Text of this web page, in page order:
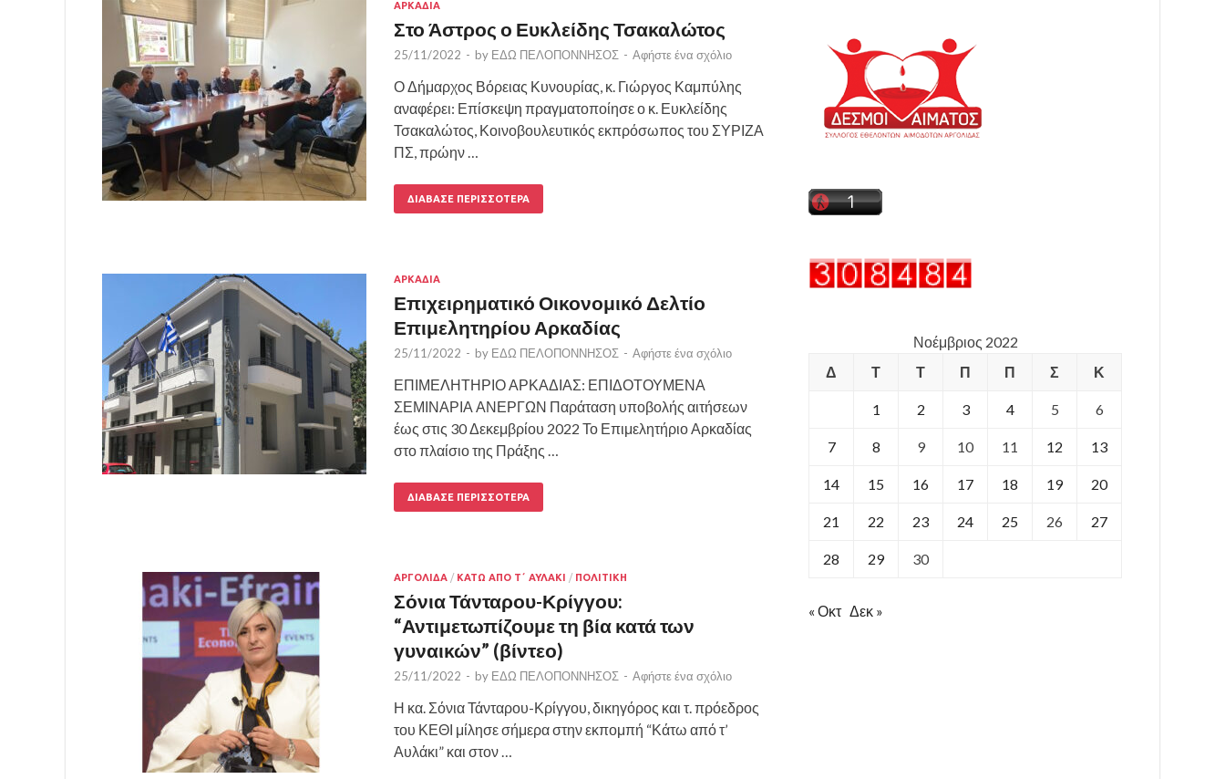
ΑΡΚΑΔΙΑ
Στο Άστρος ο Ευκλείδης Τσακαλώτος
25/11/2022 - by ΕΔΩ ΠΕΛΟΠΟΝΝΗΣΟΣ - Αφήστε ένα σχόλιο
Ο Δήμαρχος Βόρειας Κυνουρίας, κ. Γιώργος Καμπύλης
αναφέρει: Επίσκεψη πραγματοποίησε ο κ. Ευκλείδης
Τσακαλώτος, Κοινοβουλευτικός εκπρόσωπος του ΣΥΡΙΖΑ
ΠΣ, πρώην …
ΔΙΆΒΑΣΕ ΠΕΡΙΣΣΌΤΕΡΑ
ΑΡΚΑΔΙΑ
Επιχειρηματικό Οικονομικό Δελτίο
Επιμελητηρίου Αρκαδίας
25/11/2022 - by ΕΔΩ ΠΕΛΟΠΟΝΝΗΣΟΣ - Αφήστε ένα σχόλιο
ΕΠΙΜΕΛΗΤΗΡΙΟ ΑΡΚΑΔΙΑΣ: ΕΠΙΔΟΤΟΥΜΕΝΑ
ΣΕΜΙΝΑΡΙΑ ΑΝΕΡΓΩΝ Παράταση υποβολής αιτήσεων
έως στις 30 Δεκεμβρίου 2022 Το Επιμελητήριο Αρκαδίας
στο πλαίσιο της Πράξης …
ΔΙΆΒΑΣΕ ΠΕΡΙΣΣΌΤΕΡΑ
ΑΡΓΟΛΙΔΑ / ΚΑΤΩ ΑΠΟ Τ΄ ΑΥΛΑΚΙ / ΠΟΛΙΤΙΚΗ
Σόνια Τάνταρου-Κρίγγου:
“Αντιμετωπίζουμε τη βία κατά των
γυναικών” (βίντεο)
25/11/2022 - by ΕΔΩ ΠΕΛΟΠΟΝΝΗΣΟΣ - Αφήστε ένα σχόλιο
Η κα. Σόνια Τάνταρου-Κρίγγου, δικηγόρος και τ. πρόεδρος
του ΚΕΘΙ μίλησε σήμερα στην εκπομπή “Κάτω από τ’
Αυλάκι” και στον …
Νοέμβριος 2022
Δ
Τ Τ Π Π Σ Κ
1 2 3 4 5 6
7 8 9 10 11 12 13
14 15 16 17 18 19 20
21 22 23 24 25 26 27
28 29 30
« Οκτ Δεκ »